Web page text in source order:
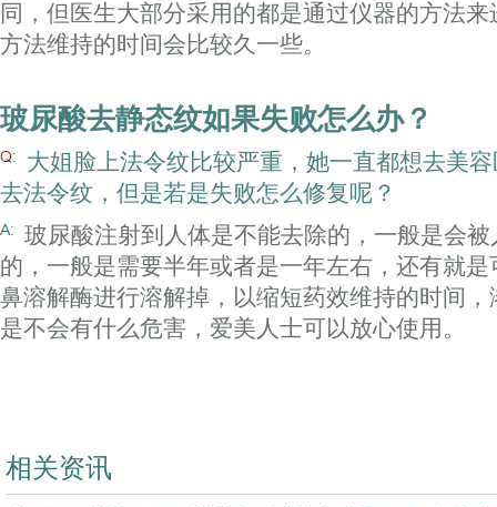
同，但医生大部分采用的都是通过仪器的方法
方法维持的时间会比较久一些。
玻尿酸去静态纹如果失败怎么办？
大姐脸上法令纹比较严重，她一直都想去美
去法令纹，但是若是失败怎么修复呢？
玻尿酸注射到人体是不能去除的，一般是会
的，一般是需要半年或者是一年左右，还有就
鼻溶解酶进行溶解掉，以缩短药效维持的时间
是不会有什么危害，爱美人士可以放心使用。
相关资讯